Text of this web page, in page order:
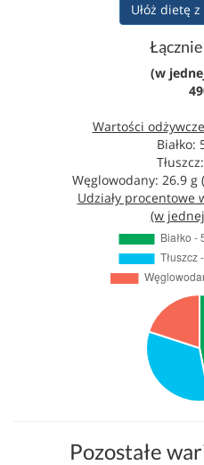
Ułóż dietę
(w
Wartości
Białko:
Węglowodany: 26.9 g
Udziały procentowe
(w
Pozostałe